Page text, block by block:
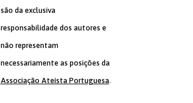
são da exclusiva
responsabilidade dos autores e
não representam
necessariamente as posições da
Associação Ateísta Portuguesa.